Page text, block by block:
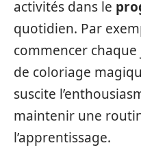
activités dans le
quotidien. Par
commencer
de coloriage
suscite
maintenir une
l’apprentissage.